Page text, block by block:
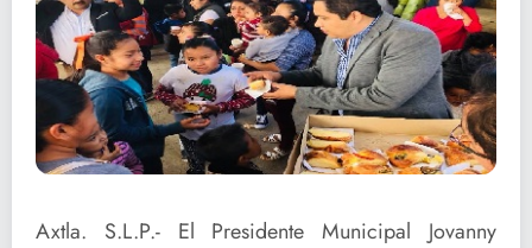
Axtla. S.L.P.- El Presidente Municipal Jovanny